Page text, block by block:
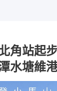
角站起
水塘維